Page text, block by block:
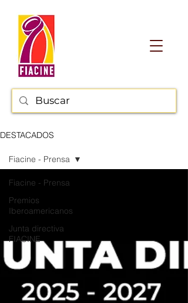
DESTACADOS
Fiacine - Prensa
Premios
Iberoamericanos
Junta directiva
FIACINE
Fiacine - Prensa